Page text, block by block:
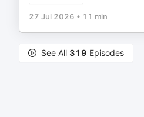
27 Jul 2026 • 11 min
See All 319 Episodes